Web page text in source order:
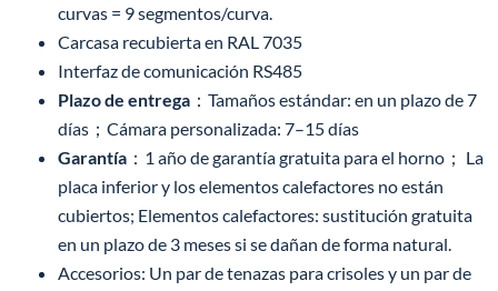
curvas = 9 segmentos/curva.
Carcasa recubierta en RAL 7035
Interfaz de comunicación RS485
Plazo de entrega ：Tamaños estándar: en un plazo de 7
días；Cámara personalizada: 7–15 días
Garantía ：1 año de garantía gratuita para el horno； La
placa inferior y los elementos calefactores no están
cubiertos; Elementos calefactores: sustitución gratuita
en un plazo de 3 meses si se dañan de forma natural.
Accesorios: Un par de tenazas para crisoles y un par de